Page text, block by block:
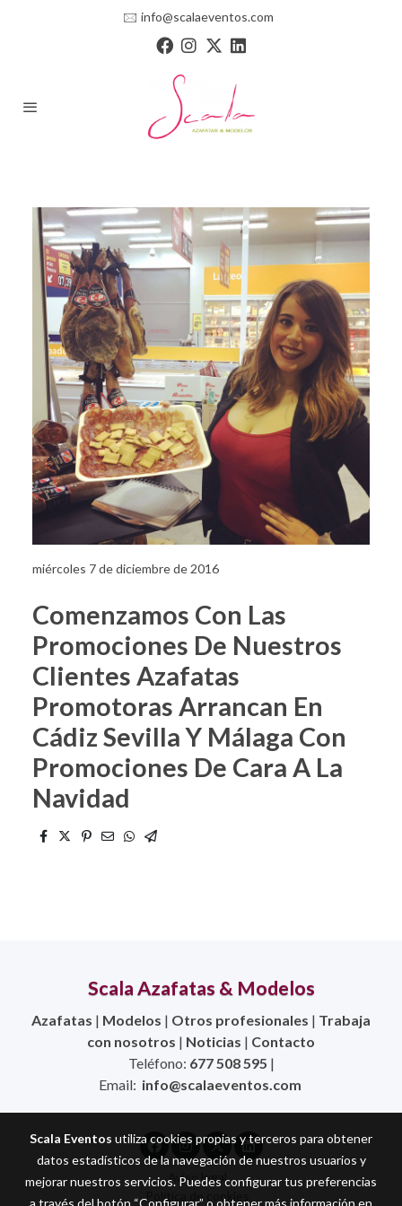
🖂 info@scalaeventos.com
miércoles 7 de diciembre de 2016
Comenzamos Con Las
Promociones De Nuestros
Clientes Azafatas
Promotoras Arrancan En
Cádiz Sevilla Y Málaga Con
Promociones De Cara A La
Navidad
Scala Azafatas & Modelos
Azafatas | Modelos | Otros profesionales | Trabaja
con nosotros | Noticias | Contacto
Teléfono: 677 508 595 |
Email: info@scalaeventos.com
Aviso legal
Política de cookies
Scala Eventos utiliza cookies propias y terceros para obtener
datos estadísticos de la navegación de nuestros usuarios y
mejorar nuestros servicios. Puedes configurar tus preferencias
a través del botón “Configurar” o obtener más información en